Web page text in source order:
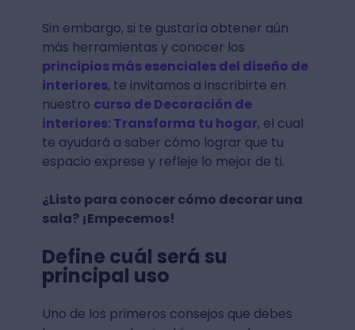
Sin embargo, si te gustaría obtener aún
más herramientas y conocer los
principios más esenciales del diseño de
interiores, te invitamos a inscribirte en
nuestro curso de Decoración de
interiores: Transforma tu hogar, el cual
te ayudará a saber cómo lograr que tu
espacio exprese y refleje lo mejor de ti.
¿Listo para conocer cómo decorar una
sala? ¡Empecemos!
Define cuál será su
principal uso
Uno de los primeros consejos que debes